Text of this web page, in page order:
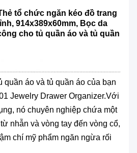
tổ chức ngăn kéo đồ trang
914x389x60mm, Bọc da
cho tủ quần áo và tủ quần
quần áo và tủ quần áo của bạn
Jewelry Drawer Organizer.Với
nó chuyên nghiệp chứa một
nhẫn và vòng tay đến vòng cổ,
chí mỹ phẩm ngăn ngừa rối